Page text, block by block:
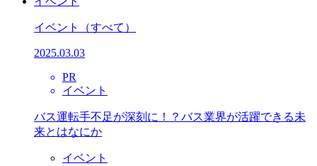
イベント （すべて）
2025.03.03
PR
イベント
バス運転手不足が深刻に！？バス業界が活躍できる未
来とはなにか
イベント